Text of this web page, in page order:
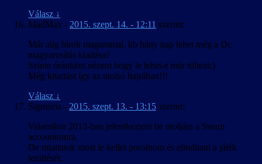
Válasz ↓
MadMax - 2015. szept. 14. - 12:11 szerint:
Már alig bírok magammal, kb hány nap lehet még a Dc
magyarosítás kiadása?
Szinte óránként nézem hogy le lehet-e már tölteni:)
Még kitartást így az utolsó hajrában!!!
Válasz ↓
Sigmoria - 2015. szept. 13. - 13:15 szerint:
Valamikor 2013-ban jelentkeztem be utoljára a Steam
accountomra.
De miattatok most le kellet porolnom és elindítani a játék
letöltését.